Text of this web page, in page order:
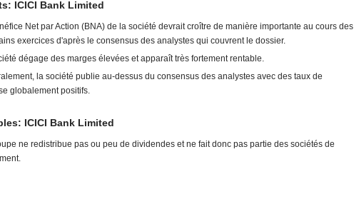
ICICI Bank Limited
Net par Action (BNA) de la société devrait croître de manière importante au cours des
exercices d'après le consensus des analystes qui couvrent le dossier.
dégage des marges élevées et apparaît très fortement rentable.
la société publie au-dessus du consensus des analystes avec des taux de
globalement positifs.
ICICI Bank Limited
ne redistribue pas ou peu de dividendes et ne fait donc pas partie des sociétés de